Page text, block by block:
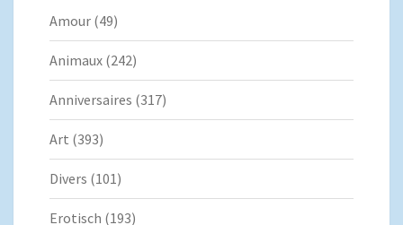
Amour (49)
Animaux (242)
Anniversaires (317)
Art (393)
Divers (101)
Erotisch (193)